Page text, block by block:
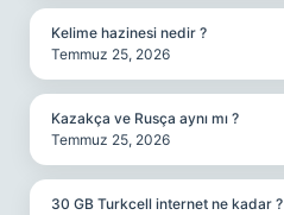
Kelime hazinesi nedir ?
Temmuz 25, 2026
Kazakça ve Rusça aynı mı ?
Temmuz 25, 2026
30 GB Turkcell internet ne kadar ?